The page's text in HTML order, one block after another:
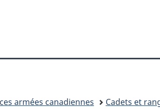
sujet
HTML
armées canadiennes Cadets et